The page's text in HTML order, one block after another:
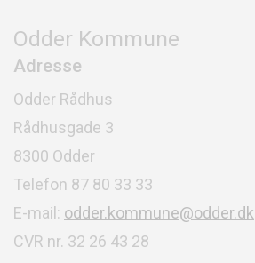
Odder Kommune
Adresse
Odder Rådhus
Rådhusgade 3
8300 Odder
Telefon 87 80 33 33
E-mail: odder.kommune@odder.dk
CVR nr. 32 26 43 28